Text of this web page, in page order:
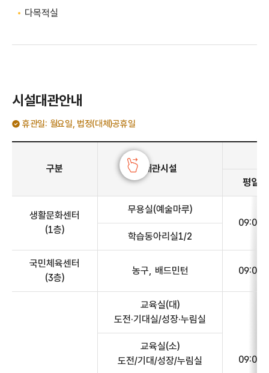
다목적실
시설대관안내
휴관일: 월요일, 법정(대체)공휴일
시설대관안내 - 구분, 대관시설, 운영시간(평일(화~금), 주말(토~일), 수용인원, 1일 최대 이용시간) 정보 제공
구분
대관시설
평일(
생활문화센터
(1층)
무용실(예술마루)
학습동아리실1/2
국민체육센터
(3층)
농구, 배드민턴
교육실(대)
도전·기대실/성장·누림실
교육실(소)
도전/기대/성장/누림실